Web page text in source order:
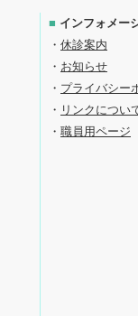
■ インフォメー
・ 休診案内
・ お知らせ
・ プライバシー
・ リンクについ
・ 職員用ページ